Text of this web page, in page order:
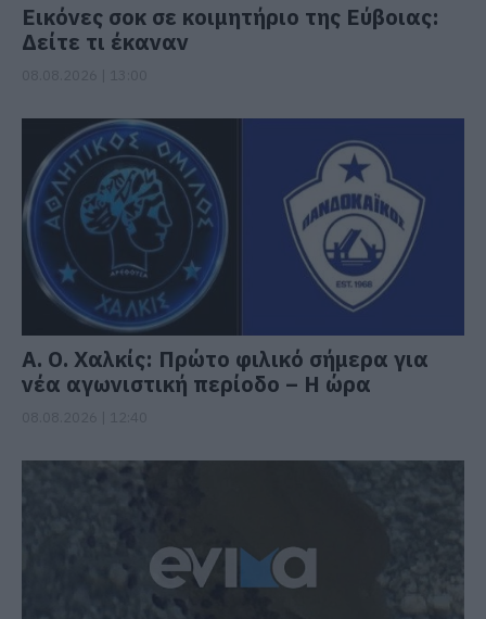
Εικόνες σοκ σε κοιμητήριο της Εύβοιας:
Δείτε τι έκαναν
Α. Ο. Χαλκίς: Πρώτο φιλικό σήμερα για
νέα αγωνιστική περίοδο – Η ώρα